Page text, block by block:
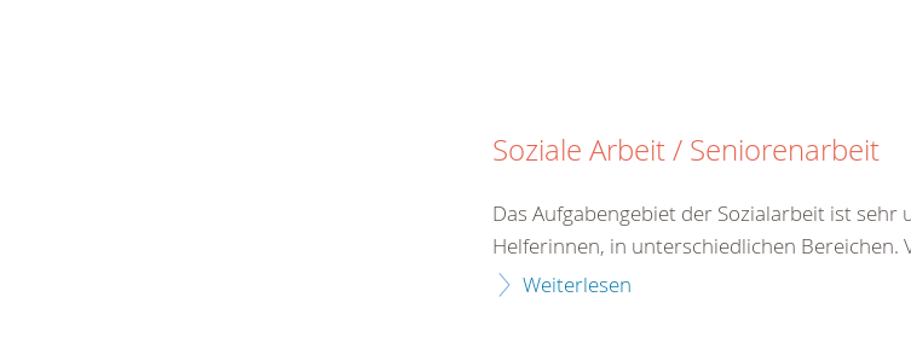
Soziale Arbeit / Seniorenarbeit
Das Aufgabengebiet der Sozialarbeit ist
Helferinnen, in unterschiedlichen Bereichen.
Weiterlesen